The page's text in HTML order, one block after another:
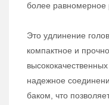
более равномерное
Это удлинение
компактное и
надежное
баком, что